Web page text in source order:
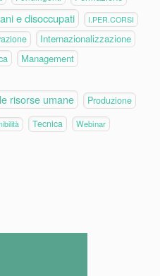
e disoccupati I.PER.CORSI
Internazionalizzazione
Management
risorse umane Produzione
Tecnica Webinar